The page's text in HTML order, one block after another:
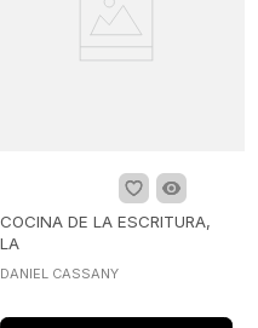
COCINA DE LA ESCRITURA,
LA
DANIEL CASSANY